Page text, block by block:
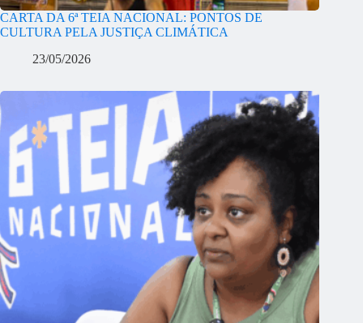
CARTA DA 6ª TEIA NACIONAL: PONTOS DE
CULTURA PELA JUSTIÇA CLIMÁTICA
23/05/2026